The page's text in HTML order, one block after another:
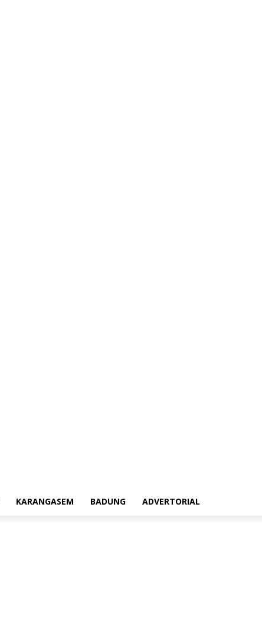
KARANGASEM BADUNG ADVERTORIAL